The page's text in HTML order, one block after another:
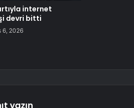
internet
devri bitti
6, 2026